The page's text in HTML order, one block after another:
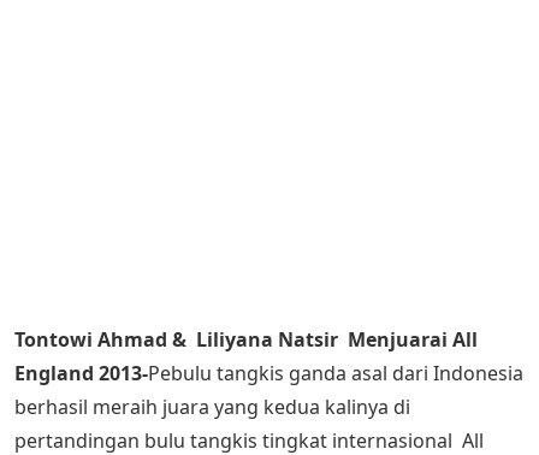
Tontowi Ahmad & Liliyana Natsir Menjuarai All
England 2013-Pebulu tangkis ganda asal dari Indonesia
berhasil meraih juara yang kedua kalinya di
pertandingan bulu tangkis tingkat internasional All